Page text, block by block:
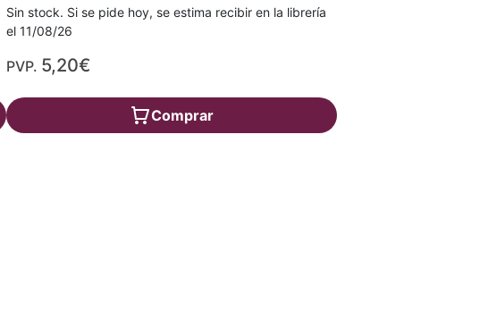
Sin stock. Si se pide hoy, se estima recibir en la librería
el 11/08/26
PVP. 5,20€
Comprar